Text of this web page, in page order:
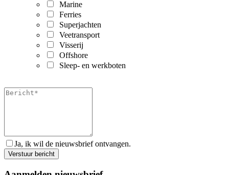
Marine
Ferries
Superjachten
Veetransport
Visserij
Offshore
Sleep- en werkboten
Ja, ik wil de nieuwsbrief ontvangen.